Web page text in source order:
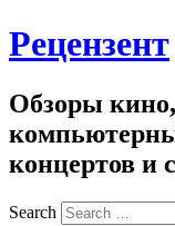
Рецензент
Обзоры
концертов и
Search